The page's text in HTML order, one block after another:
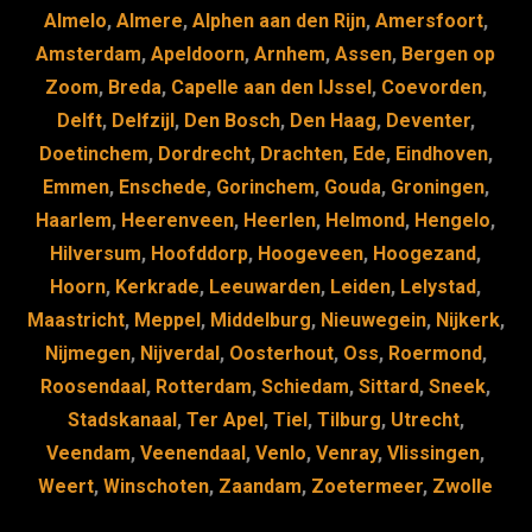
o
o
k
y
n
Almelo, Almere, Alphen aan den Rijn, Amersfoort,
Amsterdam,Apeldoorn,Arnhem,Assen, Bergen op
Zoom, Breda, Capelle aan den IJssel, Coevorden,
Delft, Delfzijl, Den Bosch, Den Haag, Deventer,
Doetinchem, Dordrecht, Drachten, Ede, Eindhoven,
Emmen, Enschede, Gorinchem, Gouda, Groningen,
Haarlem, Heerenveen, Heerlen, Helmond, Hengelo,
Hilversum, Hoofddorp, Hoogeveen, Hoogezand,
Hoorn, Kerkrade, Leeuwarden, Leiden, Lelystad,
Maastricht, Meppel, Middelburg, Nieuwegein, Nijkerk,
Nijmegen, Nijverdal, Oosterhout, Oss, Roermond,
Roosendaal, Rotterdam,Schiedam,Sittard,Sneek,
Stadskanaal, Ter Apel, Tiel, Tilburg, Utrecht,
Veendam,Veenendaal,Venlo,Venray,Vlissingen,
Weert,Winschoten, Zaandam, Zoetermeer, Zwolle